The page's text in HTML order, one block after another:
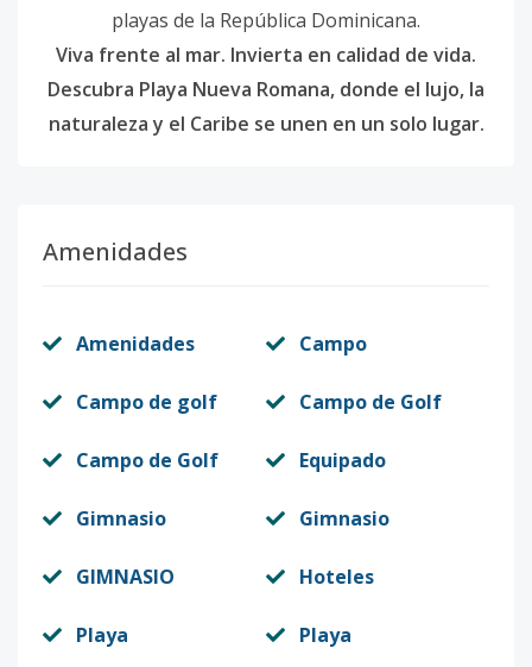
playas de la República Dominicana.
Viva frente al mar. Invierta en calidad de vida.
Descubra Playa Nueva Romana, donde el lujo, la
naturaleza y el Caribe se unen en un solo lugar.
Amenidades
Amenidades Campo
Campo de golf Campo de Golf
Campo de Golf Equipado
Gimnasio Gimnasio
GIMNASIO Hoteles
Playa Playa